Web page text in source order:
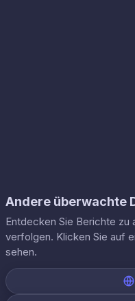
Andere überwachte
Entdecken Sie Berichte zu
verfolgen. Klicken Sie auf
sehen.